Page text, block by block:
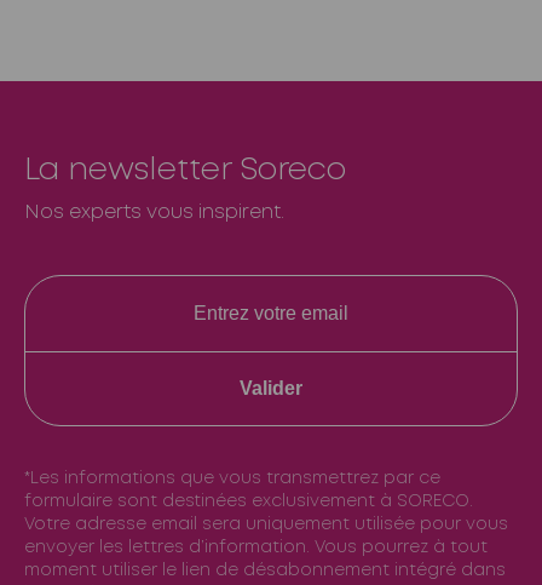
La newsletter Soreco
Nos experts vous inspirent.
Valider
*Les informations que vous transmettrez par ce
formulaire sont destinées exclusivement à SORECO.
Votre adresse email sera uniquement utilisée pour vous
envoyer les lettres d’information. Vous pourrez à tout
moment utiliser le lien de désabonnement intégré dans